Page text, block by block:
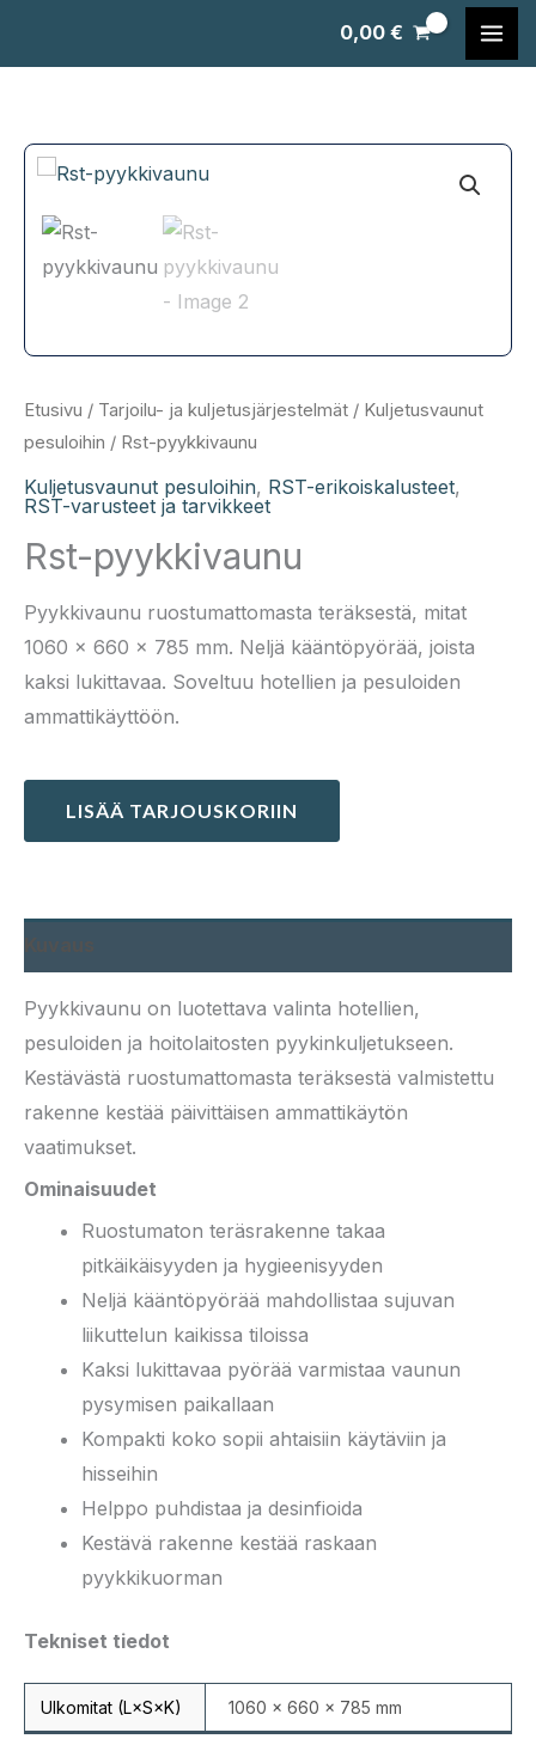
0,00€
Etusivu / Tarjoilu- ja kuljetusjärjestelmät / Kuljetusvaunut
pesuloihin / Rst-pyykkivaunu
Kuljetusvaunut pesuloihin, RST-erikoiskalusteet,
RST-varusteet ja tarvikkeet
Rst-pyykkivaunu
Pyykkivaunu ruostumattomasta teräksestä, mitat
1060 × 660 × 785 mm. Neljä kääntöpyörää, joista
kaksi lukittavaa. Soveltuu hotellien ja pesuloiden
ammattikäyttöön.
LISÄÄ TARJOUSKORIIN
Pyykkivaunu on luotettava valinta hotellien,
pesuloiden ja hoitolaitosten pyykinkuljetukseen.
Kestävästä ruostumattomasta teräksestä valmistettu
rakenne kestää päivittäisen ammattikäytön
vaatimukset.
Ominaisuudet
Ruostumaton teräsrakenne takaa
pitkäikäisyyden ja hygieenisyyden
Neljä kääntöpyörää mahdollistaa sujuvan
liikuttelun kaikissa tiloissa
Kaksi lukittavaa pyörää varmistaa vaunun
pysymisen paikallaan
Kompakti koko sopii ahtaisiin käytäviin ja
hisseihin
Helppo puhdistaa ja desinfioida
Kestävä rakenne kestää raskaan
pyykkikuorman
Tekniset tiedot
Ulkomitat (L×S×K) 1060 × 660 × 785 mm